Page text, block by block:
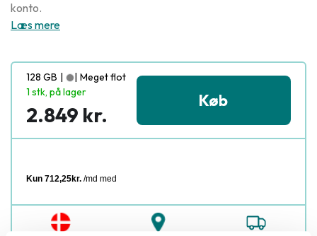
konto.
Læs mere
128 GB | | Meget flot
1 stk, på lager
2.849 kr.
Køb